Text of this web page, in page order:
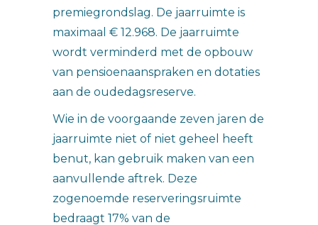
premiegrondslag. De jaarruimte is
maximaal € 12.968. De jaarruimte
wordt verminderd met de opbouw
van pensioenaanspraken en dotaties
aan de oudedagsreserve.
Wie in de voorgaande zeven jaren de
jaarruimte niet of niet geheel heeft
benut, kan gebruik maken van een
aanvullende aftrek. Deze
zogenoemde reserveringsruimte
bedraagt 17% van de